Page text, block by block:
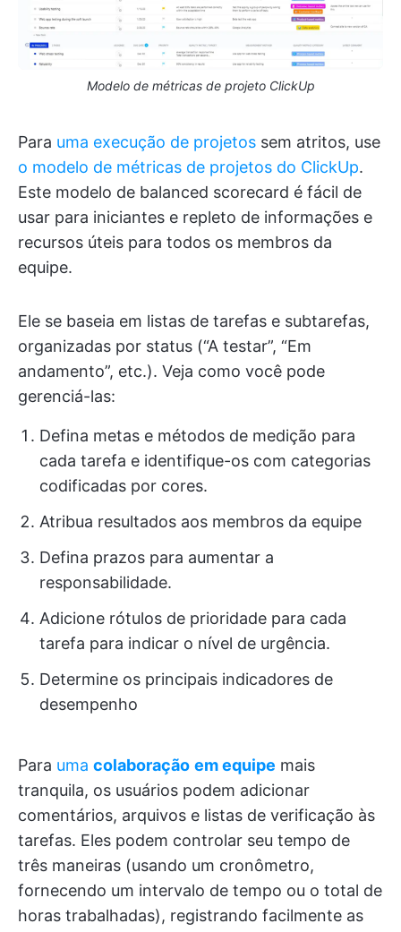
Modelo de métricas de projeto ClickUp
Para uma execução de projetos sem atritos, use
o modelo de métricas de projetos do ClickUp.
Este modelo de balanced scorecard é fácil de
usar para iniciantes e repleto de informações e
recursos úteis para todos os membros da
equipe.
Ele se baseia em listas de tarefas e subtarefas,
organizadas por status (“A testar”, “Em
andamento”, etc.). Veja como você pode
gerenciá-las:
Defina metas e métodos de medição para
cada tarefa e identifique-os com categorias
codificadas por cores.
Atribua resultados aos membros da equipe
Defina prazos para aumentar a
responsabilidade.
Adicione rótulos de prioridade para cada
tarefa para indicar o nível de urgência.
Determine os principais indicadores de
desempenho
Para uma colaboração em equipe mais
tranquila, os usuários podem adicionar
comentários, arquivos e listas de verificação às
tarefas. Eles podem controlar seu tempo de
três maneiras (usando um cronômetro,
fornecendo um intervalo de tempo ou o total de
horas trabalhadas), registrando facilmente as